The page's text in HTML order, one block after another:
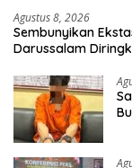
Agustus 8, 2026
Sembunyikan
Darussalam